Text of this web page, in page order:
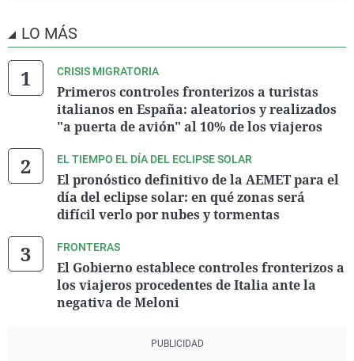
LO MÁS
CRISIS MIGRATORIA
Primeros controles fronterizos a turistas
italianos en España: aleatorios y realizados
"a puerta de avión" al 10% de los viajeros
EL TIEMPO EL DÍA DEL ECLIPSE SOLAR
El pronóstico definitivo de la AEMET para el
día del eclipse solar: en qué zonas será
difícil verlo por nubes y tormentas
FRONTERAS
El Gobierno establece controles fronterizos a
los viajeros procedentes de Italia ante la
negativa de Meloni